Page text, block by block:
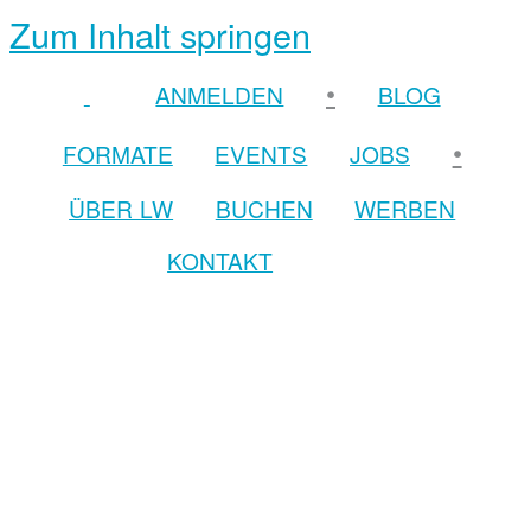
Zum Inhalt springen
ANMELDEN •
BLOG
FORMATE
EVENTS JOBS •
ÜBER LW BUCHEN
WERBEN
KONTAKT